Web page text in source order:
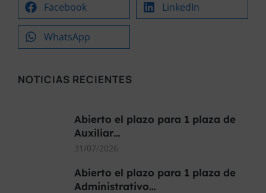
Facebook LinkedIn
WhatsApp
NOTICIAS RECIENTES
Abierto el plazo para 1 plaza de
Auxiliar…
31/07/2026
Abierto el plazo para 1 plaza de
Administrativo…